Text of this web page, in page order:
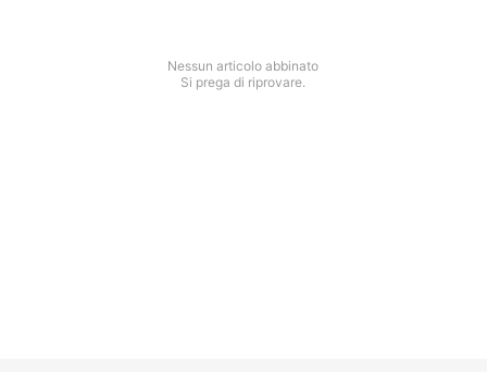
Nessun articolo abbinato
Si prega di riprovare.